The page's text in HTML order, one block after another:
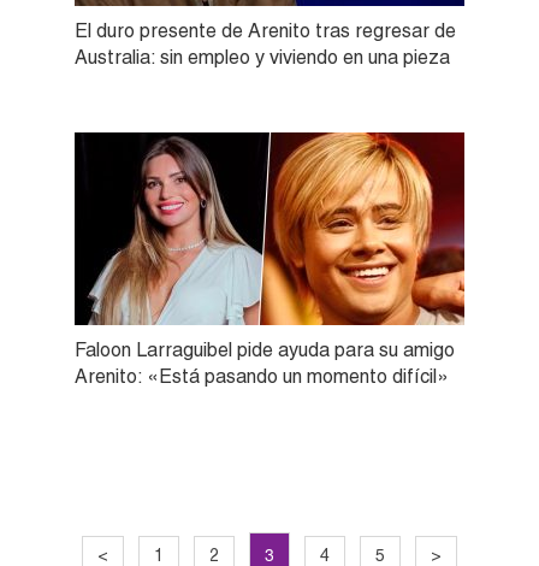
El duro presente de Arenito tras regresar de
Australia: sin empleo y viviendo en una pieza
Faloon Larraguibel pide ayuda para su amigo
Arenito: «Está pasando un momento difícil»
< 1 2 3 4 5 >